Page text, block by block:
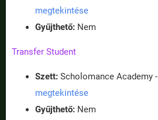
megtekintése
Gyűjthető: Nem
Transfer Student
Szett: Scholomance Academy -
megtekintése
Gyűjthető: Nem